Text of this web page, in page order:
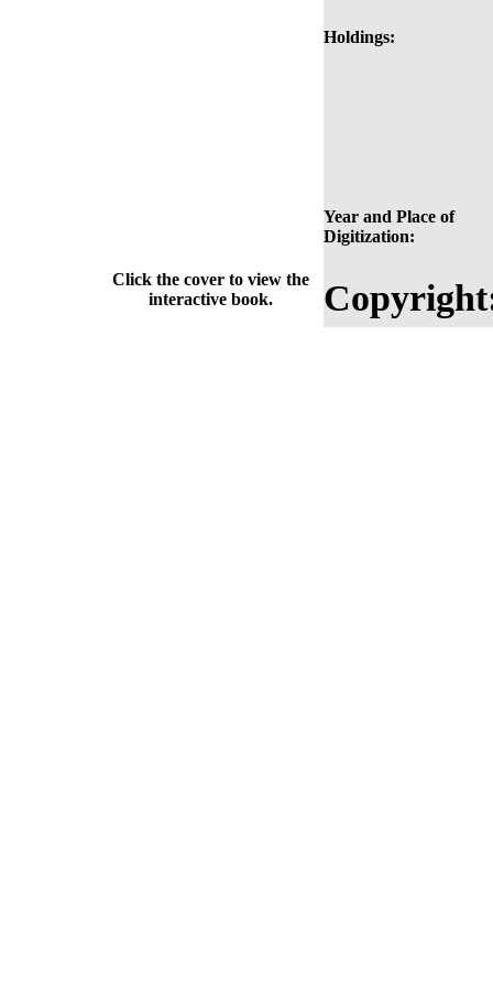
Holdings:
Year and Place of
Digitization:
Click the cover to view the
interactive book.